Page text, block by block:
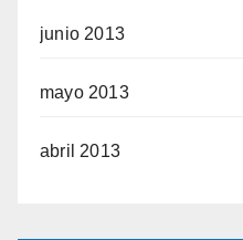
junio 2013
mayo 2013
abril 2013